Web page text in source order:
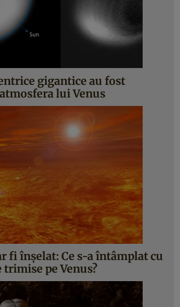
gigantice au fost
lui Venus
fi înșelat: Ce s-a întâmplat cu
pe Venus?